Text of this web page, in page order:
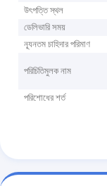
উৎপত্তি স্থল
ডেলিভারি সময়
ন্যূনতম চাহিদার পরিমাণ
পরিচিতিমুলক নাম
পরিশোধের শর্ত